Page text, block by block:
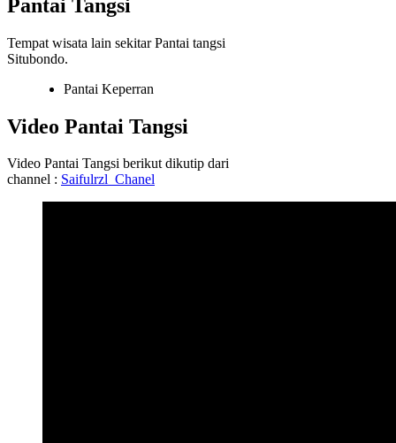
Pantai Tangsi
Tempat wisata lain sekitar Pantai tangsi
Situbondo.
Pantai Keperran
Video Pantai Tangsi
Video Pantai Tangsi berikut dikutip dari
channel : Saifulrzl_Chanel